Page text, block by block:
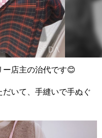
ー店主の治代です😊
いて、手縫いで手ぬぐ